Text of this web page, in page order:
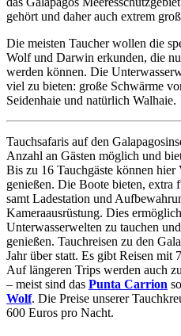
gehört und daher auch extrem
Die meisten Taucher wollen die
Wolf und Darwin erkunden, die
werden können. Die
viel zu bieten: große Schwärme
Seidenhaie und natürlich Walhaie.
Tauchsafaris auf den
Anzahl an Gästen möglich und
Bis zu 16 Tauchgäste können
genießen. Die Boote bieten, extra
samt Ladestation und
Kameraausrüstung. Dies
Unterwasserwelten zu tauchen
genießen. Tauchreisen zu den
Jahr über statt. Es gibt Reisen mit
Auf längeren Trips werden auch
– meist sind das Punta Carrion
Wolf. Die Preise unserer
600 Euros pro Nacht.